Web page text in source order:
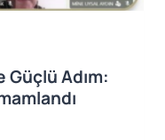
Adım: